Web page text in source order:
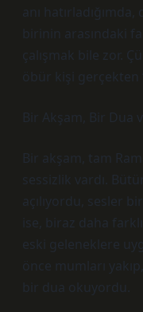
anı
birinin arasındaki
çalışmak bile zor.
öbür kişi gerçekten
Bir Akşam, Bir Dua
Bir akşam, tam
sessizlik vardı.
açılıyordu, sesler
ise, biraz daha
eski geleneklere
önce mumları
bir dua okuyordu.